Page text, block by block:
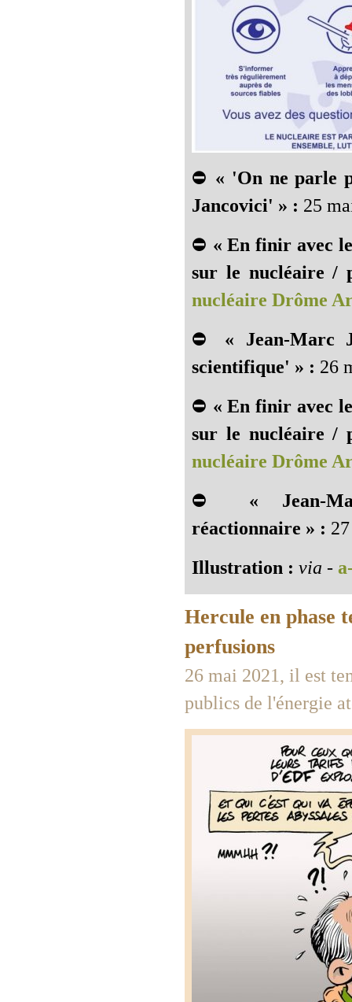
⛔ « 'On ne parle
Jancovici' » : 25
⛔ « En finir avec
sur le nucléaire /
nucléaire Drôme
⛔ « Jean-Marc
scientifique' » : 26
⛔ « En finir avec
sur le nucléaire /
nucléaire Drôme
⛔ « Jean-
réactionnaire » :
Illustration : via -
Hercule en phase
perfusions
26 mai 2021, il est
publics de l'énergie